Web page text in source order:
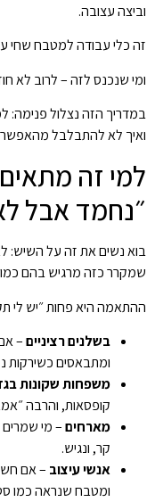
וביצה עצובה.
זה כלי עבודה למטבח שחי
ומי שנכנס לזה – לרוב לא
במדריך הזה נצלול פנימה:
ואיך לא להתבלבל
למי זה
״נחמד אבל
בוא נשים את זה על השיש:
שמקרר כזה מרגיש בהם
ההתאמה היא פחות ״יש לי
בשלנים רציניים–
ומתבאסים כשירקות
משפחות שקונות
קופסאות, והרבה
מארחים– מי שמרים
קר, ונגיש.
אנשי עיצוב – אם
ומטבח שנראה כמו